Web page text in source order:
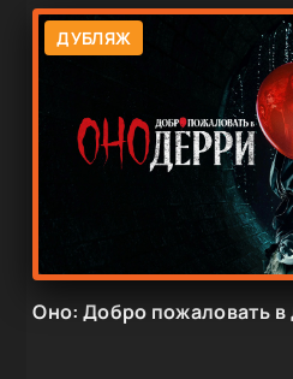
ДУБЛЯЖ
Оно: Добро пожаловать в